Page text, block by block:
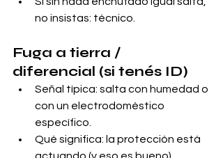
no insistas: técnico.
Fuga a tierra /
diferencial (si tenés ID)
Señal típica: salta con humedad o
con un electrodoméstico
específico.
Qué significa: la protección está